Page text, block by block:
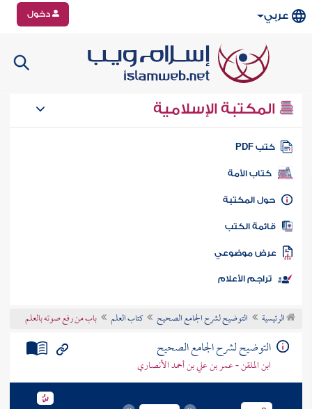
عربي دخول
المكتبة الإسلامية
كتب PDF
كتاب الأمة
المكتبة
الكتب
موضوعي
تراجم الأعلام
الرئيسية التوضيح لشرح الجامع الصحيح كتاب العلم باب من رفع صوته بالعلم
التوضيح لشرح الجامع الصحيح
ابن الملقن - عمر بن علي بن أحمد الأنصاري